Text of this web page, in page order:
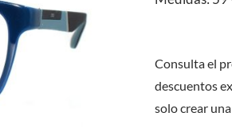
Consulta el
descuentos
solo crear